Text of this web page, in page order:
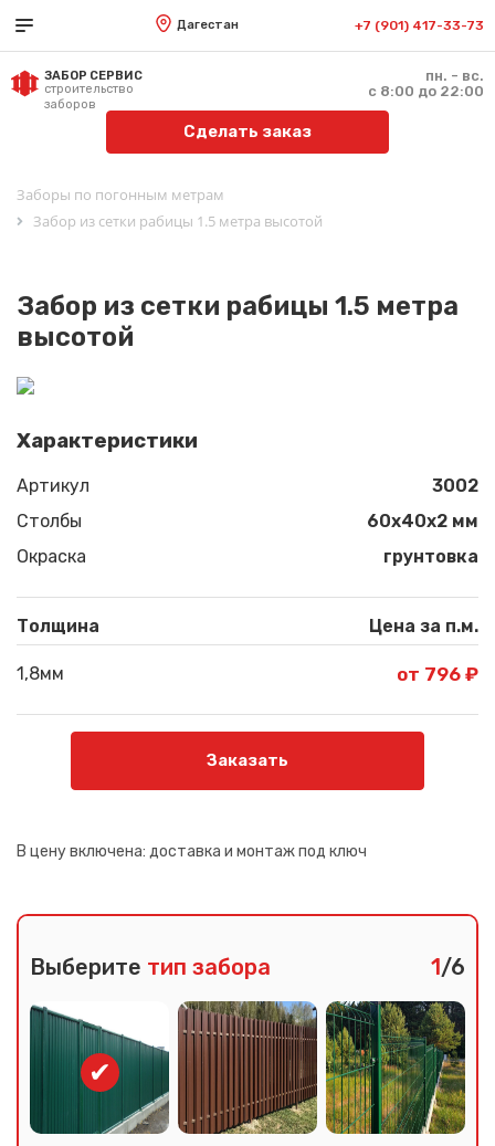
Дагестан +7 (901) 417-33-73
ЗАБОР СЕРВИС
строительство
заборов
пн. - вс.
с 8:00 до 22:00
Сделать заказ
Заборы по погонным метрам
Забор из сетки рабицы 1.5 метра высотой
Забор из сетки рабицы 1.5 метра
высотой
Характеристики
Артикул
3002
Столбы
60х40х2 мм
Окраска
грунтовка
Толщина Цена за п.м.
1,8мм от 796 ₽
Заказать
В цену включена: доставка и монтаж под ключ
Выберите тип забора 1/6